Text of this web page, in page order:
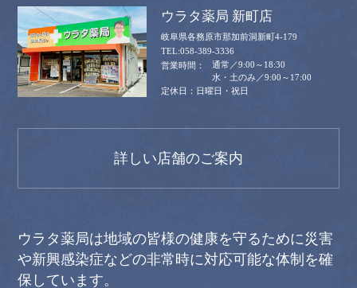
ウラタ薬局 新町店
岐阜県各務原市那加前洞新町4-179
058-389-3336
通常／9:00～18:30
水・土のみ／9:00～17:00
日曜日・祝日
詳しい店舗のご案内
ウラタ薬局は地域の皆様の健康を守るために災害
や新興感染症などの非常時に対応可能な体制を確
保しています。